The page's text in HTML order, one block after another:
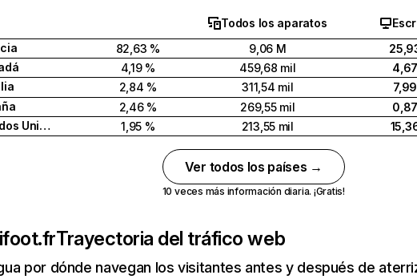
Todos los aparatos
82,63 % 9,06 M
4,19 % 459,68 mil
2,84 % 311,54 mil
2,46 % 269,55 mil
Estados Unidos
1,95 % 213,55 mil
Ver todos los países →
10 veces más información diaria. ¡Gratis!
Trayectoria del tráfico web
por dónde navegan los visitantes antes y después de